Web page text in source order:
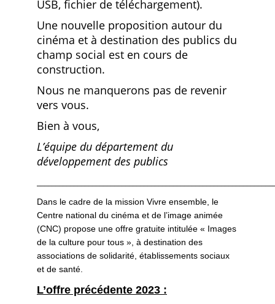
USB, fichier de téléchargement).
Une nouvelle proposition autour du
cinéma et à destination des publics du
champ social est en cours de
construction.
Nous ne manquerons pas de revenir
vers vous.
Bien à vous,
L’équipe du département du
développement des publics
Dans le cadre de la mission Vivre ensemble, le
Centre national du cinéma et de l’image animée
(CNC) propose une offre gratuite intitulée « Images
de la culture pour tous », à destination des
associations de solidarité, établissements sociaux
et de santé.
L’offre précédente 2023 :